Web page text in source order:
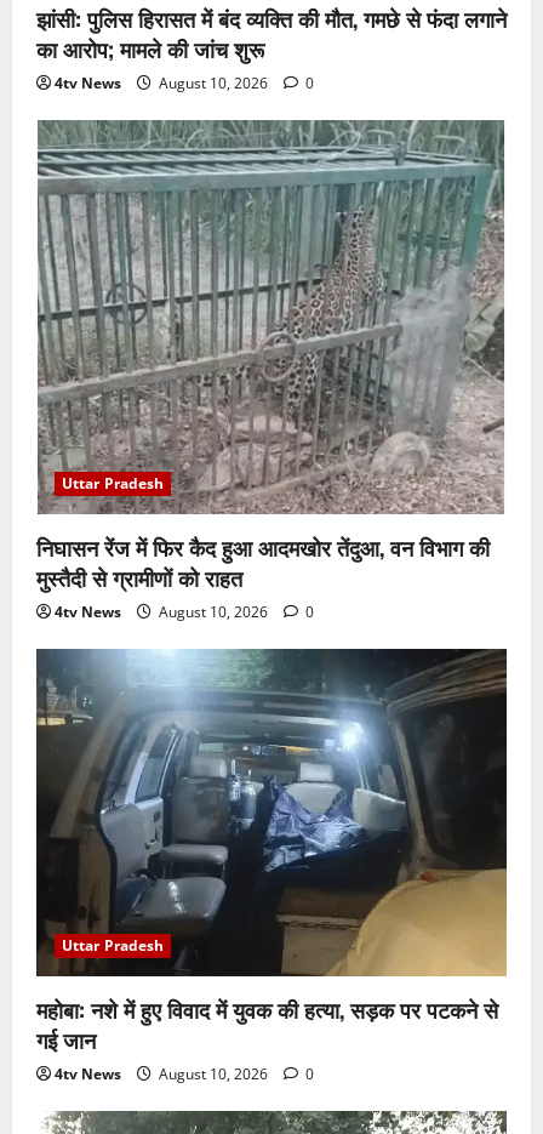
झांसी: पुलिस हिरासत में बंद व्यक्ति की मौत, गमछे से फंदा लगाने
का आरोप; मामले की जांच शुरू
4tv News August 10, 2026 0
Uttar Pradesh
निघासन रेंज में फिर कैद हुआ आदमखोर तेंदुआ, वन विभाग की
मुस्तैदी से ग्रामीणों को राहत
4tv News August 10, 2026 0
Uttar Pradesh
महोबा: नशे में हुए विवाद में युवक की हत्या, सड़क पर पटकने से
गई जान
4tv News August 10, 2026 0